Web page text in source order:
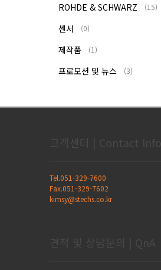
ROHDE & SCHWARZ (15)
센서 (0)
제작품 (1)
프로모션 및 뉴스 (3)
고객센터 | Contact Info
Tel.051-329-7600
Fax.051-329-7602
kimsy@stechs.co.kr
견적 및 상담문의 | QnA